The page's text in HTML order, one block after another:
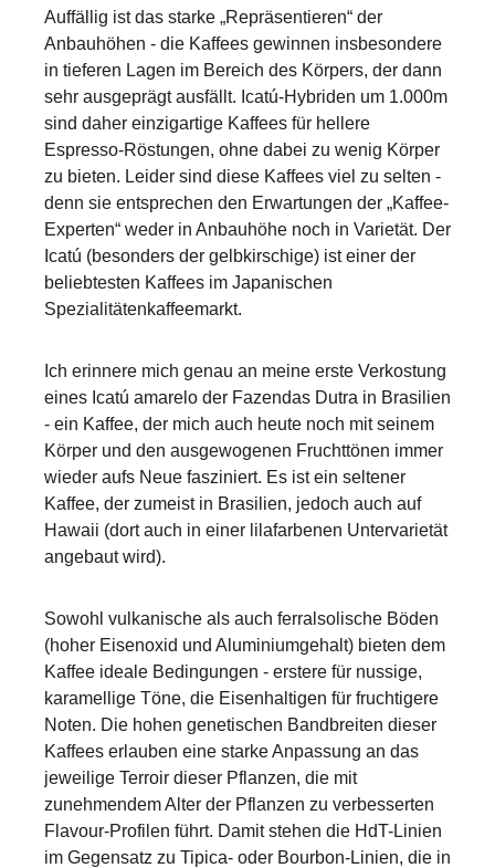
Auffällig ist das starke „Repräsentieren“ der
Anbauhöhen - die Kaffees gewinnen insbesondere
in tieferen Lagen im Bereich des Körpers, der dann
sehr ausgeprägt ausfällt. Icatú-Hybriden um 1.000m
sind daher einzigartige Kaffees für hellere
Espresso-Röstungen, ohne dabei zu wenig Körper
zu bieten. Leider sind diese Kaffees viel zu selten -
denn sie entsprechen den Erwartungen der „Kaffee-
Experten“ weder in Anbauhöhe noch in Varietät. Der
Icatú (besonders der gelbkirschige) ist einer der
beliebtesten Kaffees im Japanischen
Spezialitätenkaffeemarkt.
Ich erinnere mich genau an meine erste Verkostung
eines Icatú amarelo der Fazendas Dutra in Brasilien
- ein Kaffee, der mich auch heute noch mit seinem
Körper und den ausgewogenen Fruchttönen immer
wieder aufs Neue fasziniert. Es ist ein seltener
Kaffee, der zumeist in Brasilien, jedoch auch auf
Hawaii (dort auch in einer lilafarbenen Untervarietät
angebaut wird).
Sowohl vulkanische als auch ferralsolische Böden
(hoher Eisenoxid und Aluminiumgehalt) bieten dem
Kaffee ideale Bedingungen - erstere für nussige,
karamellige Töne, die Eisenhaltigen für fruchtigere
Noten. Die hohen genetischen Bandbreiten dieser
Kaffees erlauben eine starke Anpassung an das
jeweilige Terroir dieser Pflanzen, die mit
zunehmendem Alter der Pflanzen zu verbesserten
Flavour-Profilen führt. Damit stehen die HdT-Linien
im Gegensatz zu Tipica- oder Bourbon-Linien, die in